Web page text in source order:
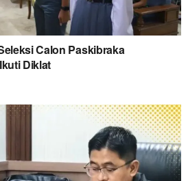
Calon Paskibraka
Diklat